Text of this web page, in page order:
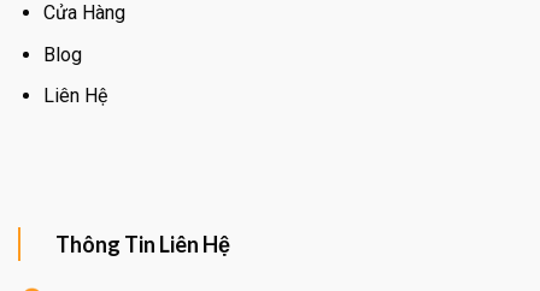
Cửa Hàng
Blog
Liên Hệ
Thông Tin Liên Hệ